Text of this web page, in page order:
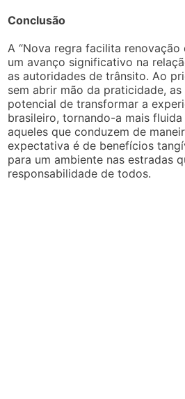
Conclusão
A “Nova regra facilita renovação
um avanço significativo na
as autoridades de trânsito. Ao
sem abrir mão da praticidade,
potencial de transformar a
brasileiro, tornando-a mais fluida
aqueles que conduzem de
expectativa é de benefícios
para um ambiente nas estradas
responsabilidade de todos.